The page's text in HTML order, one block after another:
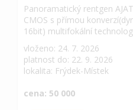
Panoramatický rentgen
CMOS s přímou
16bit) multifokální
vloženo: 24. 7. 2026
platnost do: 22. 9. 2026
lokalita: Frýdek-Místek
cena: 50 000